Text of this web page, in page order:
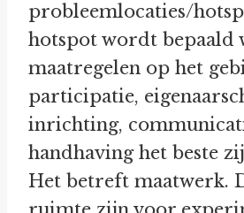
probleemlocaties/
hotspot wordt bepaald
maatregelen op het
participatie,
inrichting,
handhaving het beste
Het betreft maatwerk.